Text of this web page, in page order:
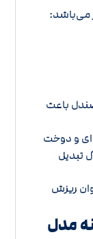
می‌باشد:
باعث
و دوخت
تبدیل
ریزش
مدل